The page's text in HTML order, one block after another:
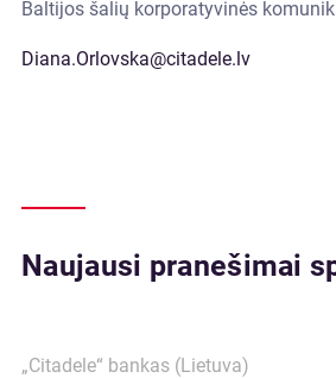
Baltijos šalių korporatyvinės
Diana.Orlovska@citadele.lv
Naujausi pranešimai
„Citadele“ bankas (Lietuva)